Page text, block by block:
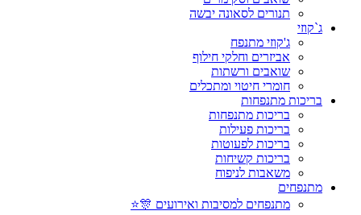
תנורים לסאונה יבשה
ג`קוזי
ג'קוזי מתנפח
אביזרים וחלקי חילוף
שואבים ורשתות
חומרי חיטוי ומתכלים
בריכות מתנפחות
בריכות מתנפחות
בריכות פעילות
בריכות לפעוטות
בריכות קשיחות
משאבות לניפוח
מתנפחים
מתנפחים למסיבות ואירועים 🎊⭐